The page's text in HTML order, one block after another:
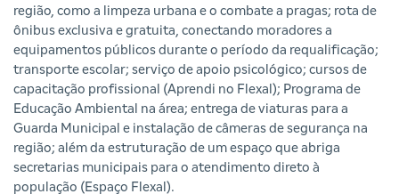
região, como a limpeza urbana e o combate a pragas; rota de
ônibus exclusiva e gratuita, conectando moradores a
equipamentos públicos durante o período da requalificação;
transporte escolar; serviço de apoio psicológico; cursos de
capacitação profissional (Aprendi no Flexal); Programa de
Educação Ambiental na área; entrega de viaturas para a
Guarda Municipal e instalação de câmeras de segurança na
região; além da estruturação de um espaço que abriga
secretarias municipais para o atendimento direto à
população (Espaço Flexal).